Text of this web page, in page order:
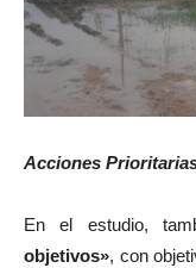
Acciones
En el estudio,
objetivos», con